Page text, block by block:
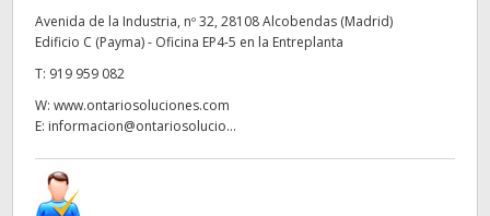
Avenida de la Industria, nº 32, 28108 Alcobendas (Madrid)
Edificio C (Payma) - Oficina EP4-5 en la Entreplanta
T: 919 959 082
W: www.ontariosoluciones.com
E: informacion@ontariosolucio...